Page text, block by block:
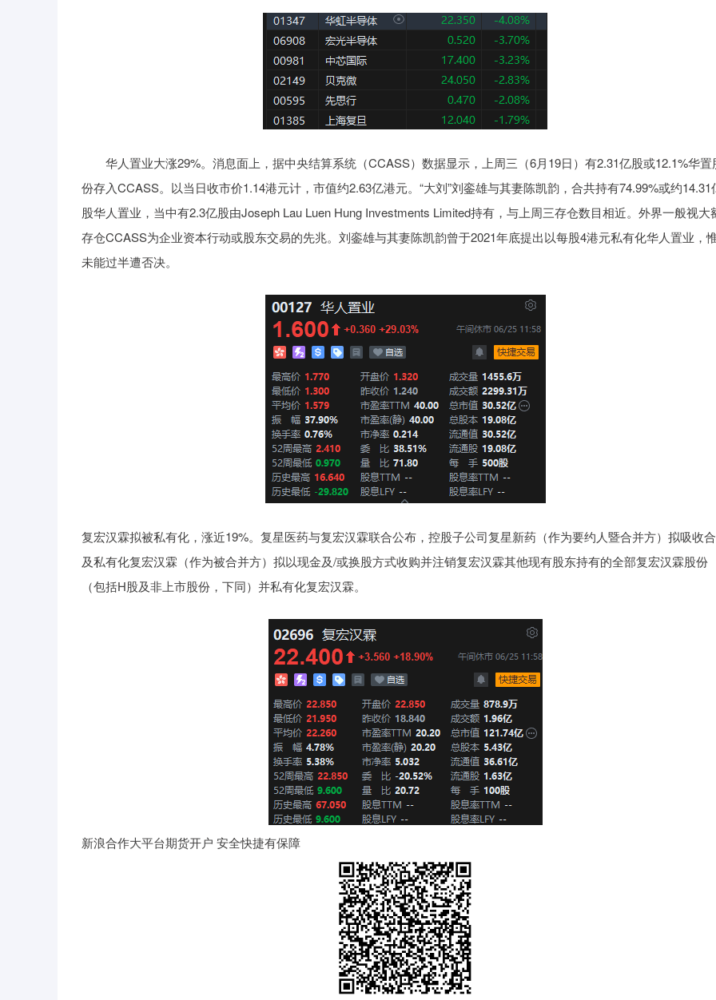
华人置业大涨29%。消息面上，据中央结算系统（CCASS）数据显示，上周三（6月19日）有2.31亿股或12.1%华置
份存入CCASS。以当日收市价1.14港元计，市值约2.63亿港元。“大刘”刘銮雄与其妻陈凯韵，合共持有74.99%或约14.31
股华人置业，当中有2.3亿股由Joseph Lau Luen Hung Investments Limited持有，与上周三存仓数目相近。外界一般视大
存仓CCASS为企业资本行动或股东交易的先兆。刘銮雄与其妻陈凯韵曾于2021年底提出以每股4港元私有化华人置业，
未能过半遭否决。
复宏汉霖拟被私有化，涨近19%。复星医药与复宏汉霖联合公布，控股子公司复星新药（作为要约人暨合并方）拟吸收
及私有化复宏汉霖（作为被合并方）拟以现金及/或换股方式收购并注销复宏汉霖其他现有股东持有的全部复宏汉霖股份
（包括H股及非上市股份，下同）并私有化复宏汉霖。
新浪合作大平台期货开户 安全快捷有保障